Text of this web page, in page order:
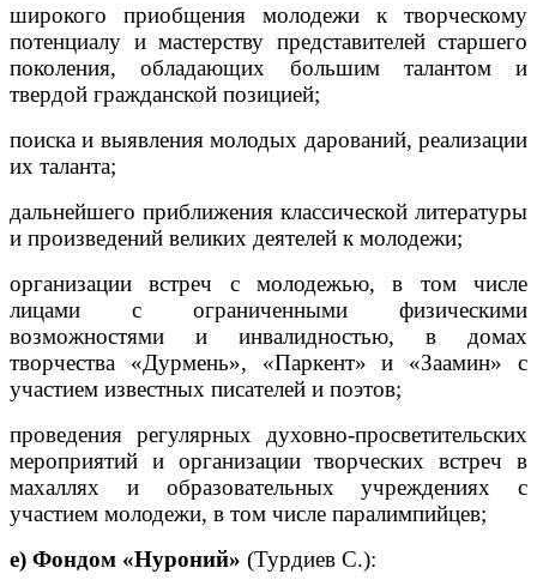
широкого приобщения молодежи к творческому
потенциалу и мастерству представителей старшего
поколения, обладающих большим талантом и
твердой гражданской позицией;
поиска и выявления молодых дарований, реализации
их таланта;
дальнейшего приближения классической литературы
и произведений великих деятелей к молодежи;
организации встреч с молодежью, в том числе
лицами с ограниченными физическими
возможностями и инвалидностью, в домах
творчества «Дурмень», «Паркент» и «Заамин» с
участием известных писателей и поэтов;
проведения регулярных духовно-просветительских
мероприятий и организации творческих встреч в
махаллях и образовательных учреждениях с
участием молодежи, в том числе паралимпийцев;
е) Фондом «Нуроний» (Турдиев С.):